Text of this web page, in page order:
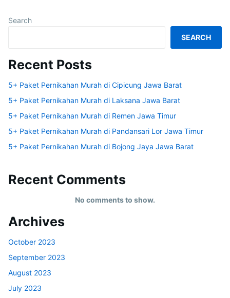
Search
SEARCH
Recent Posts
5+ Paket Pernikahan Murah di Cipicung Jawa Barat
5+ Paket Pernikahan Murah di Laksana Jawa Barat
5+ Paket Pernikahan Murah di Remen Jawa Timur
5+ Paket Pernikahan Murah di Pandansari Lor Jawa Timur
5+ Paket Pernikahan Murah di Bojong Jaya Jawa Barat
Recent Comments
No comments to show.
Archives
October 2023
September 2023
August 2023
July 2023